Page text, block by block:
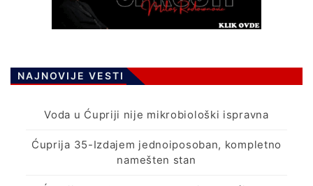
NAJNOVIJE VESTI
Voda u Ćupriji nije mikrobiološki ispravna
Ćuprija 35-Izdajem jednoiposoban, kompletno
namešten stan